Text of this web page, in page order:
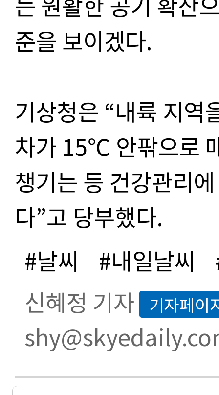
준을 보이겠다.
기상청은 “내륙 지역
차가 15℃ 안팎으로
챙기는 등 건강관리
다”고 당부했다.
#날씨 #내일날씨
신혜정 기자
기자페이